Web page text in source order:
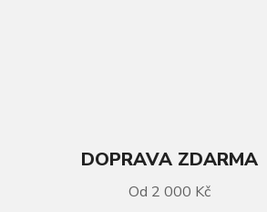
DOPRAVA ZDARMA
Od 2 000 Kč
VÍCE INFORMACÍ